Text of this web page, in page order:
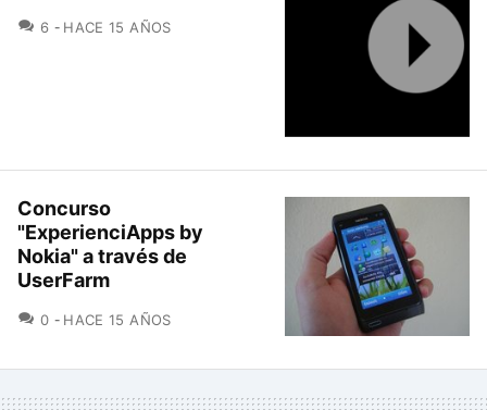
6 COMENTARIOS
HACE 15 AÑOS
Concurso
"ExperienciApps by
Nokia" a través de
UserFarm
0 COMENTARIOS
HACE 15 AÑOS